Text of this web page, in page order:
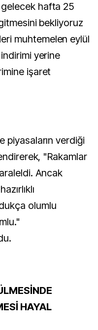
hafta 25
bekliyoruz
muhtemelen eylül
yerine
işaret
piyasaların verdiği
"Rakamlar
Ancak
olumlu
HAYAL